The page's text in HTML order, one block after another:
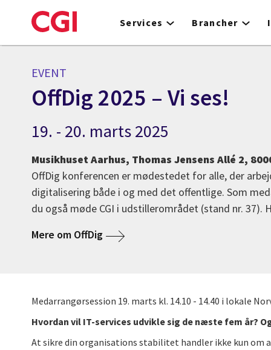
to
Services Brancher
EVENT
OffDig 2025 – Vi ses!
19. - 20. marts 2025
Musikhuset Aarhus, Thomas Jensens Allé 2,
OffDig konferencen er mødestedet for alle, der
digitalisering både i og med det offentlige. Som
du også møde CGI i udstillerområdet (stand nr. 37).
Mere om OffDig
Medarrangørsession 19. marts kl. 14.10 - 14.40 i lokale
Hvordan vil IT-services udvikle sig de næste fem år?
At sikre din organisations stabilitet handler ikke kun om